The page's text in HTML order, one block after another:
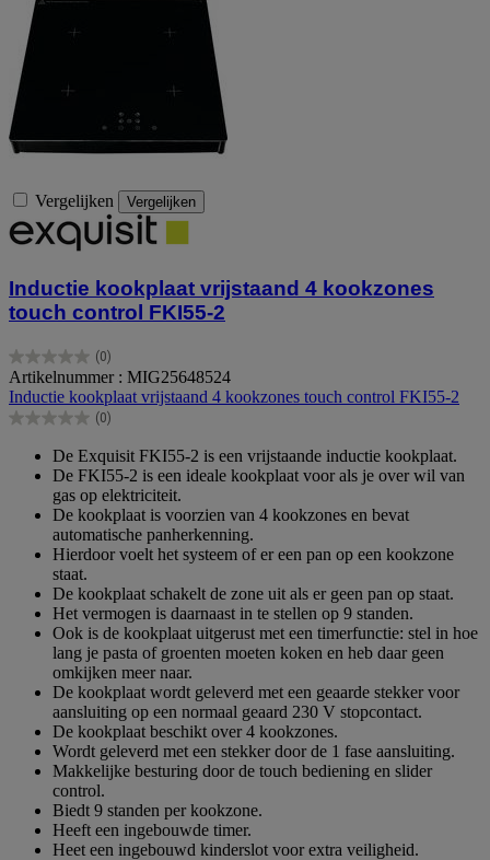
Vergelijken Vergelijken
Inductie kookplaat vrijstaand 4 kookzones
touch control FKI55-2
(0)
0.0
van
de
5
Artikelnummer : MIG25648524
Inductie kookplaat vrijstaand 4 kookzones touch control FKI55-2
(0)
0.0
sterren.
De Exquisit FKI55-2 is een vrijstaande inductie kookplaat.
De FKI55-2 is een ideale kookplaat voor als je over wil van
gas op elektriciteit.
De kookplaat is voorzien van 4 kookzones en bevat
automatische panherkenning.
Hierdoor voelt het systeem of er een pan op een kookzone
staat.
De kookplaat schakelt de zone uit als er geen pan op staat.
Het vermogen is daarnaast in te stellen op 9 standen.
Ook is de kookplaat uitgerust met een timerfunctie: stel in hoe
lang je pasta of groenten moeten koken en heb daar geen
omkijken meer naar.
De kookplaat wordt geleverd met een geaarde stekker voor
aansluiting op een normaal geaard 230 V stopcontact.
De kookplaat beschikt over 4 kookzones.
Wordt geleverd met een stekker door de 1 fase aansluiting.
Makkelijke besturing door de touch bediening en slider
control.
Biedt 9 standen per kookzone.
Heeft een ingebouwde timer.
Heet een ingebouwd kinderslot voor extra veiligheid.